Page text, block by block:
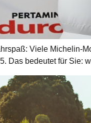
Sie sportlich
Eine Leistung, die
Viele Michelin-
Das bedeutet für Sie: